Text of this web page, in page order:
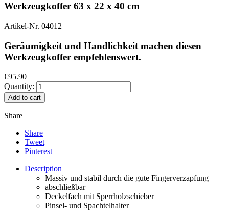
Werkzeugkoffer 63 x 22 x 40 cm
Artikel-Nr. 04012
Geräumigkeit und Handlichkeit machen diesen
Werkzeugkoffer empfehlenswert.
€95.90
Quantity:
Add to cart
Share
Share
Tweet
Pinterest
Description
Massiv und stabil durch die gute Fingerverzapfung
abschließbar
Deckelfach mit Sperrholzschieber
Pinsel- und Spachtelhalter